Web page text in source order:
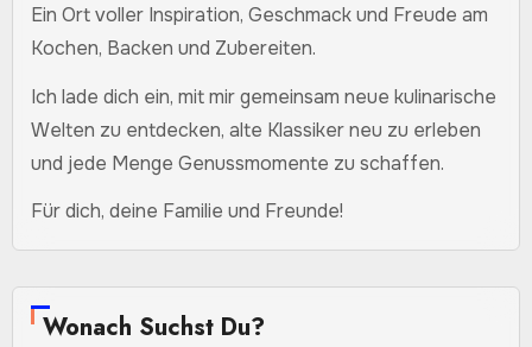
Ein Ort voller Inspiration, Geschmack und Freude am
Kochen, Backen und Zubereiten.
Ich lade dich ein, mit mir gemeinsam neue kulinarische
Welten zu entdecken, alte Klassiker neu zu erleben
und jede Menge Genussmomente zu schaffen.
Für dich, deine Familie und Freunde!
Wonach Suchst Du?